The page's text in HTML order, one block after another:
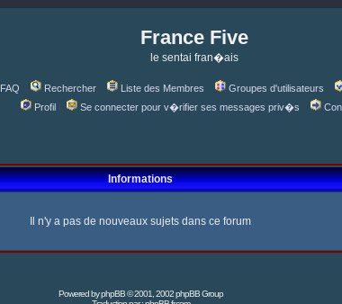
France Five
le sentai fran�ais
FAQ Rechercher Liste des Membres Groupes d'utilisateurs
Profil
Se connecter pour v�rifier ses messages priv�s
Informations
Il n'y a pas de nouveaux sujets dans ce forum
Powered byphpBB© 2001, 2002 phpBB Group